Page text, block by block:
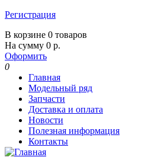
Регистрация
В корзине 0 товаров
На сумму 0 р.
Оформить
0
Главная
Модельный ряд
Запчасти
Доставка и оплата
Новости
Полезная информация
Контакты